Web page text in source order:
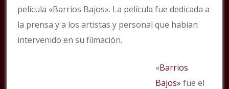
película «Barrios Bajos». La película fue dedicada a
la prensa y a los artistas y personal que habían
intervenido en su filmación.
«Barrios
Bajos» fue el